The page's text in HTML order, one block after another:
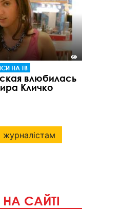
НА ТВ
влюбилась
Кличко
САЙТІ